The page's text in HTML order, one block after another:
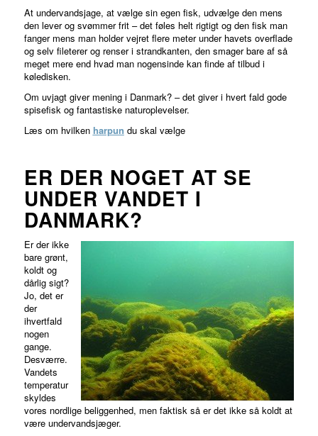
At undervandsjage, at vælge sin egen fisk, udvælge den mens
den lever og svømmer frit – det føles helt rigtigt og den fisk man
fanger mens man holder vejret flere meter under havets overflade
og selv fileterer og renser i strandkanten, den smager bare af så
meget mere end hvad man nogensinde kan finde af tilbud i
køledisken.
Om uvjagt giver mening i Danmark? – det giver i hvert fald gode
spisefisk og fantastiske naturoplevelser.
Læs om hvilken harpun du skal vælge
ER DER NOGET AT SE
UNDER VANDET I
DANMARK?
Er der ikke
bare grønt,
koldt og
dårlig sigt?
Jo, det er
der
ihvertfald
nogen
gange.
Desværre.
Vandets
temperatur
skyldes
vores nordlige beliggenhed, men faktisk så er det ikke så koldt at
være undervandsjæger.